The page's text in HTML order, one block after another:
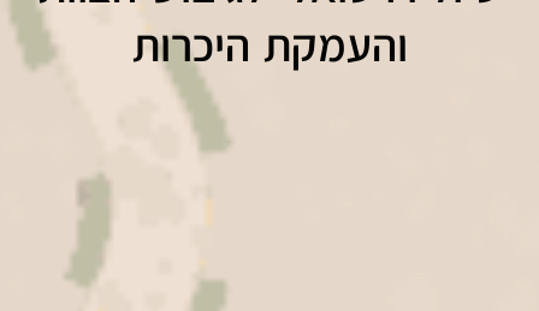
והעמקת היכרות